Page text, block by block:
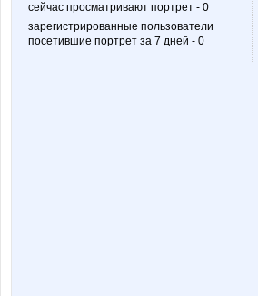
сейчас просматривают портрет - 0
зарегистрированные пользователи
посетившие портрет за 7 дней - 0